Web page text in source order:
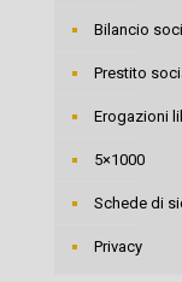
Bilancio
Prestito
Erogazioni
5×1000
Schede di
Privacy